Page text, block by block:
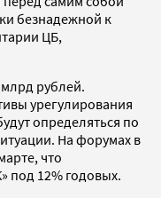
безнадежной к
ЦБ,
рублей.
урегулирования
определяться по
На форумах в
что
под 12% годовых.